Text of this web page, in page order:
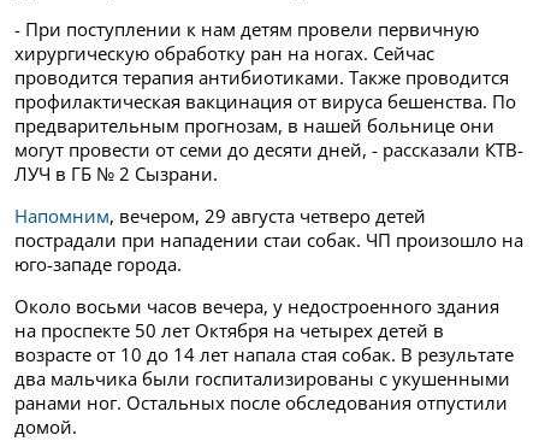
- При поступлении к нам детям провели первичную
хирургическую обработку ран на ногах. Сейчас
проводится терапия антибиотиками. Также проводится
профилактическая вакцинация от вируса бешенства. По
предварительным прогнозам, в нашей больнице они
могут провести от семи до десяти дней, - рассказали КТВ-
ЛУЧ в ГБ № 2 Сызрани.
Напомним, вечером, 29 августа четверо детей
пострадали при нападении стаи собак. ЧП произошло на
юго-западе города.
Около восьми часов вечера, у недостроенного здания
на проспекте 50 лет Октября на четырех детей в
возрасте от 10 до 14 лет напала стая собак. В результате
два мальчика были госпитализированы с укушенными
ранами ног. Остальных после обследования отпустили
домой.